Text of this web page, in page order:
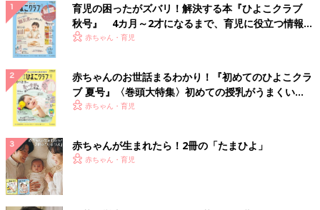
赤ちゃん用の鶏だんごと大根の煮もの
普段は離乳食をあまり食べない小食の赤ちゃんも、ママやパパと
同じようなメニューだと楽しかったり、安心したりして、いつも
よりよく食べることがあるようです。
育児の困ったがズバリ！解決する本『ひよこクラブ
秋号』 4カ月～2才になるまで、育児に役立つ情報が
いっぱい！
赤ちゃん・育児
赤ちゃんのお世話まるわかり！『初めてのひよこクラ
ブ 夏号』〈巻頭大特集〉初めての授乳がうまくい
く！ おっぱい・ミルクの基本と夏のトラブル 解決テ
赤ちゃん・育児
赤ちゃんが生まれたら！2冊の「たまひよ」
赤ちゃん・育児